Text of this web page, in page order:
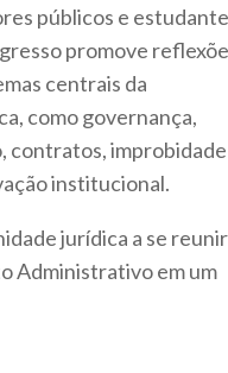
públicos e
promove
centrais da
como governança,
contratos, improbidade
institucional.
jurídica a se reunir
Administrativo em um